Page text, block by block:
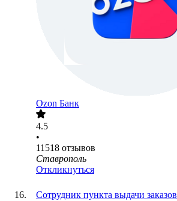
Ozon Банк
4.5
•
11518 отзывов
Ставрополь
Откликнуться
Сотрудник пункта выдачи заказов